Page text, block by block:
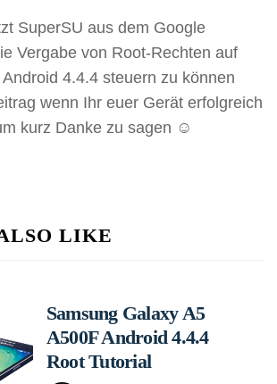
SuperSU aus dem Google
Vergabe von Root-Rechten auf
4.4.4 steuern zu können
wenn Ihr euer Gerät erfolgreich
kurz Danke zu sagen ☺
LIKE
Samsung Galaxy A5
A500F Android 4.4.4
Root Tutorial